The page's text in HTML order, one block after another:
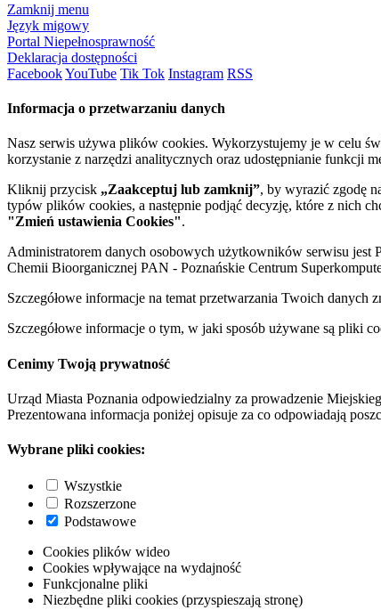
Zamknij menu
Język migowy
Portal Niepełnosprawność
Deklaracja dostępności
FacebookYouTube Tik Tok Instagram RSS
Informacja o przetwarzaniu danych
Nasz serwis używa plików cookies. Wykorzystujemy je w celu
korzystanie z narzędzi analitycznych oraz udostępnianie funkcji
Kliknij przycisk „Zaakceptuj lub zamknij”, by wyrazić zgodę
typów plików cookies, a następnie podjąć decyzję, które z nich
"Zmień ustawienia Cookies".
Administratorem danych osobowych użytkowników serwisu jest
Chemii Bioorganicznej PAN - Poznańskie Centrum
Szczegółowe informacje na temat przetwarzania Twoich danych
Szczegółowe informacje o tym, w jaki sposób używane są pliki
Cenimy Twoją prywatność
Urząd Miasta Poznania odpowiedzialny za prowadzenie
Prezentowana informacja poniżej opisuje za co odpowiadają
Wybrane pliki cookies:
Wszystkie
Rozszerzone
Podstawowe
Cookies plików wideo
Cookies wpływające na wydajność
Funkcjonalne pliki
Niezbędne pliki cookies (przyspieszają stronę)